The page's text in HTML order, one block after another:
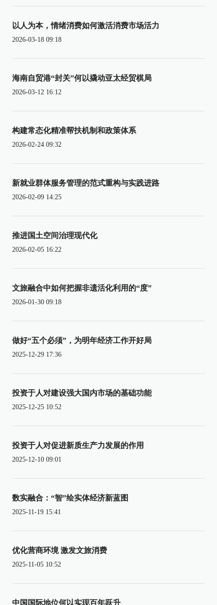
以人为本，情绪消费如何激活消费市场活力
2026-03-18 09:18
海南自贸港“封关”何以撬动亚太经贸棋局
2026-03-12 16:12
构建常态化精准帮扶机制和政策体系
2026-02-24 09:32
新就业群体服务管理的范式重构与实践进路
2026-02-09 14:25
推进国土空间治理现代化
2026-02-05 16:22
文旅融合中如何把握非遗活化利用的“度”
2026-01-30 09:18
做好“五个必须”，为明年经济工作开好局
2025-12-29 17:36
投资于人对建设强大国内市场的基础功能
2025-12-25 10:52
投资于人对促进新质生产力发展的作用
2025-12-10 09:01
数实融合：“智”绘实体经济新蓝图
2025-11-19 15:41
优化营商环境 激发文旅消费
2025-11-05 10:52
中国国际地位何以实现百年跃升